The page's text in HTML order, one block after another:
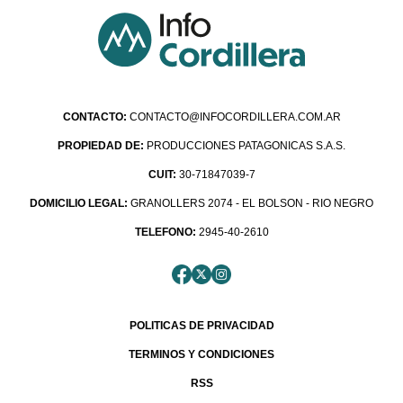
CONTACTO: CONTACTO@INFOCORDILLERA.COM.AR
PROPIEDAD DE: PRODUCCIONES PATAGONICAS S.A.S.
CUIT: 30-71847039-7
DOMICILIO LEGAL: GRANOLLERS 2074 - EL BOLSON - RIO NEGRO
TELEFONO: 2945-40-2610
POLITICAS DE PRIVACIDAD
TERMINOS Y CONDICIONES
RSS